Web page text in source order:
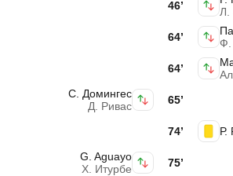
Л.
46’
Ф.
64’
64’
С. Домингес
Д. Ривас
65’
Р.
74’
G. Aguayo
Х. Итурбе
75’